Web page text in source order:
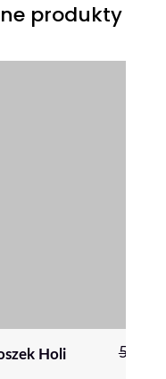
produkty
| 6złbrutto